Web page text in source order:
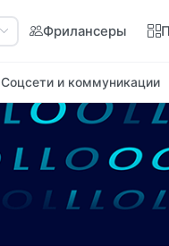
Фрилансеры
Соцсети и коммуникации